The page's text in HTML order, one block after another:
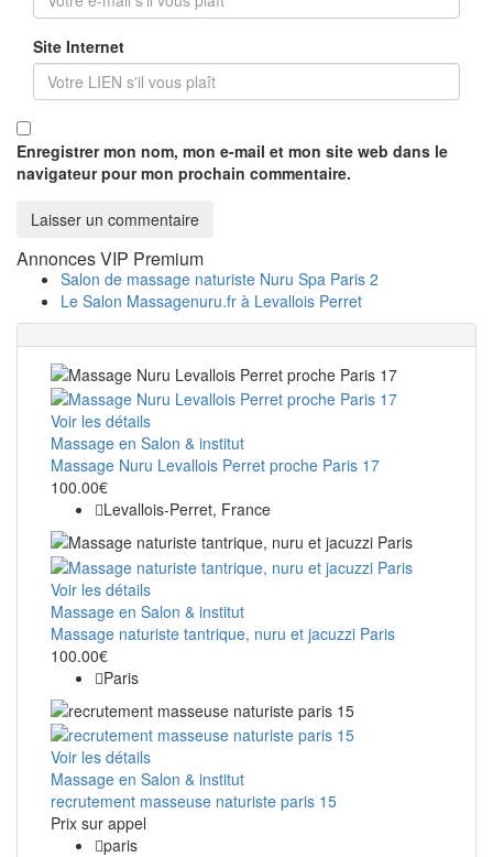
Site Internet
Enregistrer mon nom, mon e-mail et mon site web dans le
navigateur pour mon prochain commentaire.
Annonces VIP Premium
Salon de massage naturiste Nuru Spa Paris 2
Le Salon Massagenuru.fr à Levallois Perret
Voir les détails
Massage en Salon & institut
Massage Nuru Levallois Perret proche Paris 17
100.00€
Levallois-Perret, France
Voir les détails
Massage en Salon & institut
Massage naturiste tantrique, nuru et jacuzzi Paris
100.00€
Paris
Voir les détails
Massage en Salon & institut
recrutement masseuse naturiste paris 15
Prix ​​sur appel
paris